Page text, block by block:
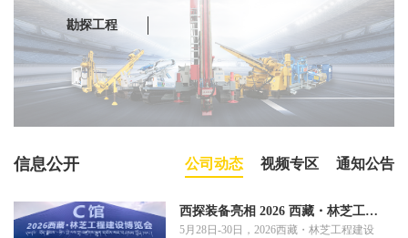
勘探工程
信息公开 公司动态 视频专区 通知公告
西探装备亮相 2026 西藏・林芝工程
建设博览会 硬核科技赋能高原基建
5月28日-30日，2026西藏・林芝工程建设